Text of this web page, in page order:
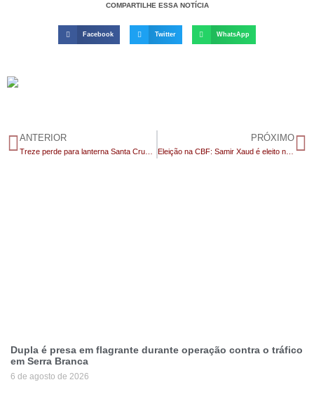
COMPARTILHE ESSA NOTÍCIA
Facebook Twitter WhatsApp
ANTERIOR
Treze perde para lanterna Santa Cruz-RN com pênalti polêmico e quebra sequência de vitórias na Série D
PRÓXIMO
Eleição na CBF: Samir Xaud é eleito novo presidente; Michelle Ramalho é uma das oito vices
Dupla é presa em flagrante durante operação contra o tráfico
em Serra Branca
6 de agosto de 2026